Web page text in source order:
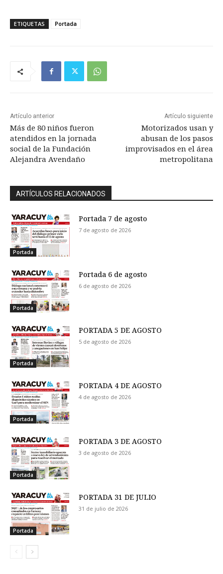
ETIQUETAS Portada
Artículo anterior
Más de 80 niños fueron
atendidos en la jornada
social de la Fundación
Alejandra Avendaño
Artículo siguiente
Motorizados usan y
abusan de los pasos
improvisados en el área
metropolitana
ARTÍCULOS RELACIONADOS
Portada
Portada 7 de agosto
7 de agosto de 2026
Portada
Portada 6 de agosto
6 de agosto de 2026
Portada
PORTADA 5 DE AGOSTO
5 de agosto de 2026
Portada
PORTADA 4 DE AGOSTO
4 de agosto de 2026
Portada
PORTADA 3 DE AGOSTO
3 de agosto de 2026
Portada
PORTADA 31 DE JULIO
31 de julio de 2026